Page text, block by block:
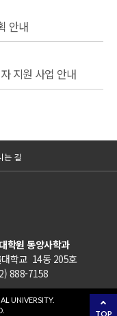
안내
지원 사업 안내
TOP
는 길
학원 동양사학과
학교 14동 205호
888-7158
UNIVERSITY.